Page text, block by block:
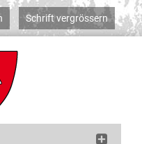
Schrift vergrössern